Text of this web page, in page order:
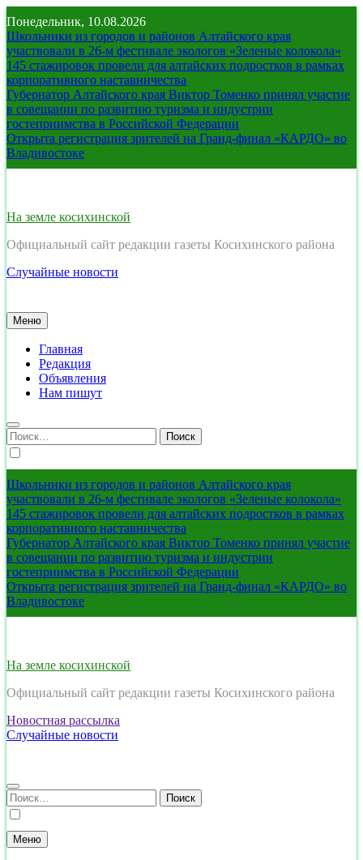
Перейти
к
содержимому
Понедельник, 10.08.2026
Школьники из городов и районов Алтайского края
участвовали в 26-м фестивале экологов «Зеленые колокола»
145 стажировок провели для алтайских подростков в рамках
корпоративного наставничества
Губернатор Алтайского края Виктор Томенко принял участие
в совещании по развитию туризма и индустрии
гостеприимства в Российской Федерации
Открыта регистрация зрителей на Гранд-финал «КАРДО» во
Владивостоке
На земле косихинской
Официальный сайт редакции газеты Косихинского района
Случайные новости
Меню
Главная
Редакция
Объявления
Нам пишут
Найти:
Школьники из городов и районов Алтайского края
участвовали в 26-м фестивале экологов «Зеленые колокола»
145 стажировок провели для алтайских подростков в рамках
корпоративного наставничества
Губернатор Алтайского края Виктор Томенко принял участие
в совещании по развитию туризма и индустрии
гостеприимства в Российской Федерации
Открыта регистрация зрителей на Гранд-финал «КАРДО» во
Владивостоке
На земле косихинской
Официальный сайт редакции газеты Косихинского района
Новостная рассылка
Случайные новости
Найти:
Меню